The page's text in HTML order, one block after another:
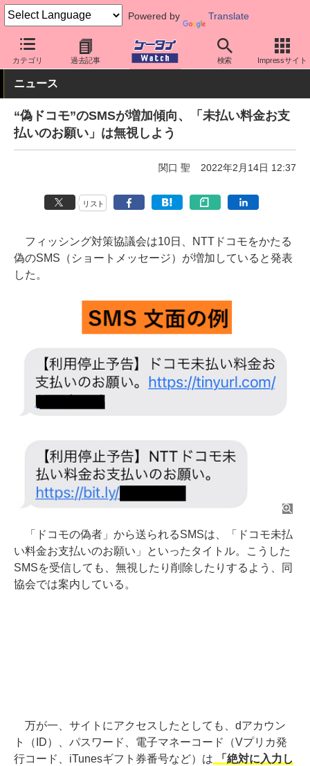
Powered by Translate
カテゴリ 過去記事 検索 Impressサイト
ケータイ Watch キャリア ドコモ アプリ・サービス
ニュース
“偽ドコモ”のSMSが増加傾向、「未払い料金お支
払いのお願い」は無視しよう
関口 聖 2022年2月14日 12:37
リスト
フィッシング対策協議会は10日、NTTドコモをかたる
偽のSMS（ショートメッセージ）が増加していると発表
した。
「ドコモの偽者」から送られるSMSは、「ドコモ未払
い料金お支払いのお願い」といったタイトル。こうした
SMSを受信しても、無視したり削除したりするよう、同
協会では案内している。
万が一、サイトにアクセスしたとしても、dアカウン
ト（ID）、パスワード、電子マネーコード（Vプリカ発
行コード、iTunesギフト券番号など）は 「絶対に入力し